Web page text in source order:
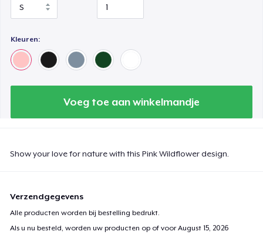
Kleuren:
Voeg toe aan winkelmandje
Show your love for nature with this Pink Wildflower design.
Verzendgegevens
Alle producten worden bij bestelling bedrukt.
Als u nu besteld, worden uw producten op of voorAugust 15, 2026